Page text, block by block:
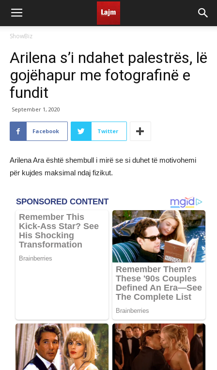
ShowBiz
Arilena s’i ndahet palestrës, lë
gojëhapur me fotografinë e
fundit
September 1, 2020
Facebook Twitter
Arilena Ara është shembull i mirë se si duhet të motivohemi
për kujdes maksimal ndaj fizikut.